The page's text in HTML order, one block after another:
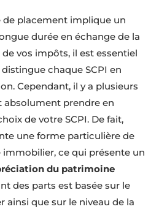
placement implique un
durée en échange de la
vos impôts, il est essentiel
chaque SCPI en
Cependant, il y a plusieurs
prendre en
de votre SCPI. De fait,
une forme particulière de
ce qui présente un
du patrimoine
des parts est basée sur le
ainsi que sur le niveau de la